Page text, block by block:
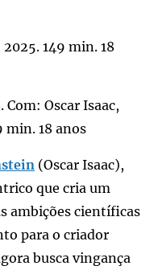
149 min. 18
Oscar Isaac,
min. 18 anos
(Oscar Isaac),
que cria um
ambições científicas
para o criador
busca vingança